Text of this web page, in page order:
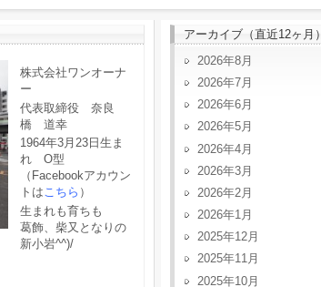
株式会社ワンオーナ
ー
代表取締役 奈良
橋 道幸
1964年3月23日生ま
れ O型
（Facebookアカウン
トはこちら ）
生まれも育ちも
葛飾、柴又となりの
新小岩^^)/
アーカイブ（直近12ヶ月）
2026年8月
2026年7月
2026年6月
2026年5月
2026年4月
2026年3月
2026年2月
2026年1月
2025年12月
2025年11月
2025年10月